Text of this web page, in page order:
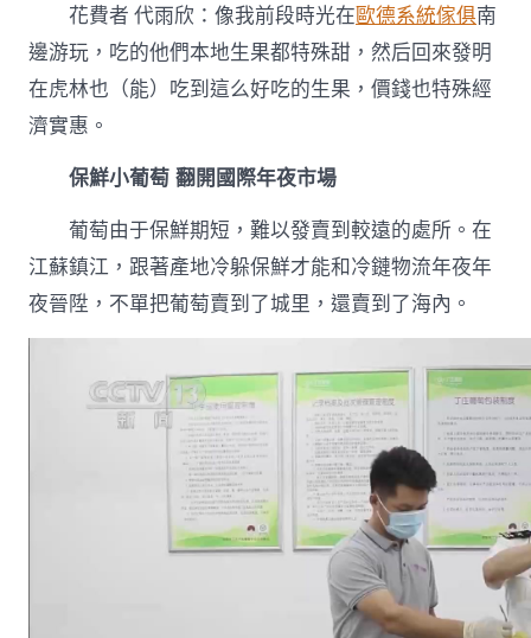
花費者 代雨欣：像我前段時光在歐德系統傢俱南
邊游玩，吃的他們本地生果都特殊甜，然后回來發明
在虎林也（能）吃到這么好吃的生果，價錢也特殊經
濟實惠。
保鮮小葡萄 翻開國際年夜市場
葡萄由于保鮮期短，難以發賣到較遠的處所。在
江蘇鎮江，跟著產地冷躲保鮮才能和冷鏈物流年夜年
夜晉陞，不單把葡萄賣到了城里，還賣到了海內。